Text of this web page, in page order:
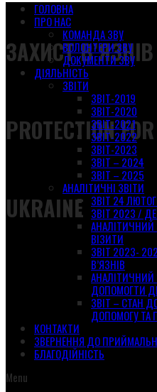
ЗАХИСТ
PROTECTION
UKRAINE
ГОЛОВНА
ПРО НАС
КОМАНДА ЗВУ
ВОЛОНТЕРИ ЗВУ
ДОКУМЕНТИ ЗВУ
ДІЯЛЬНІСТЬ
ЗВІТИ
ЗВІТ-2019
ЗВІТ-2020
ЗВІТ-2021
ЗВІТ-2022
ЗВІТ-2023
ЗВІТ – 2024
ЗВІТ – 2025
АНАЛІТИЧНІ ЗВІТИ
ЗВІТ 24
ЗВІТ 2023 /
АНАЛІТИЧНИЙ
ВІЗИТИ
ЗВІТ 2023-
В’ЯЗНІВ
АНАЛІТИЧНИЙ
ДОПОМОГТИ
ЗВІТ – СТАН
ДОПОМОГУ ТА
КОНТАКТИ
ЗВЕРНЕННЯ ДО
БЛАГОДІЙНІСТЬ
Menu